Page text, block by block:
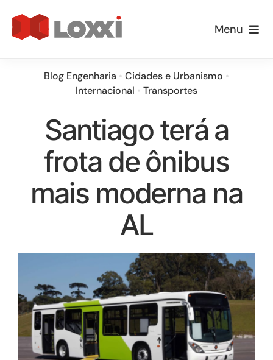
para
Menu
Especialidades
Loxxi Educa
Informativos
Blog
Blog Engenharia • Cidades e Urbanismo •
Internacional • Transportes
Santiago terá a
frota de ônibus
mais moderna na
AL